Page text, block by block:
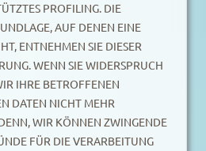
PROFILING. DIE
AUF DENEN EINE
ENTNEHMEN SIE DIESER
WENN SIE WIDERSPRUCH
IHRE BETROFFENEN
DATEN NICHT MEHR
WIR KÖNNEN ZWINGENDE
FÜR DIE VERARBEITUNG